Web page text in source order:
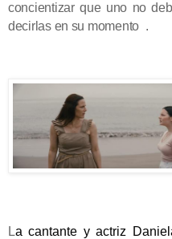
concientizar que uno no
decirlas en su momento .
La cantante y actriz